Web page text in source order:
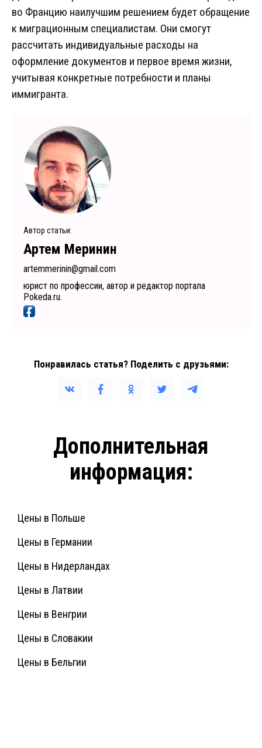
во Францию наилучшим решением будет обращение
к миграционным специалистам. Они смогут
рассчитать индивидуальные расходы на
оформление документов и первое время жизни,
учитывая конкретные потребности и планы
иммигранта.
Автор статьи:
Артем Меринин
artemmerinin@gmail.com
юрист по профессии, автор и редактор портала
Pokeda.ru.
Понравилась статья? Поделить с друзьями:
Дополнительная
информация:
Цены в Польше
Цены в Германии
Цены в Нидерландах
Цены в Латвии
Цены в Венгрии
Цены в Словакии
Цены в Бельгии